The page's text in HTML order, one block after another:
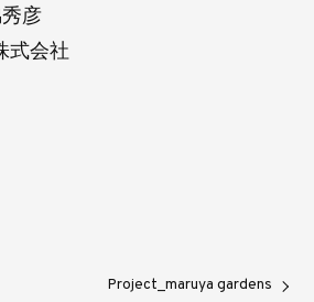
彦
式会社
Project_maruya gardens